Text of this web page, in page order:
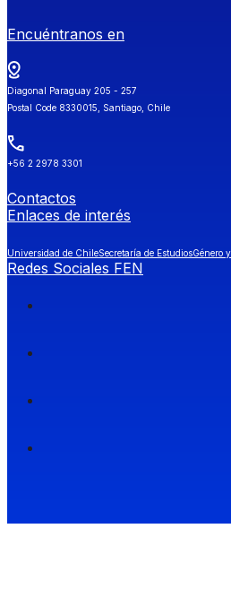
Encuéntranos en
Diagonal Paraguay 205 - 257
Postal Code 8330015, Santiago, Chile
+56 2 2978 3301
Contactos
Enlaces de interés
Universidad de ChileSecretaría de EstudiosGénero
Redes Sociales FEN